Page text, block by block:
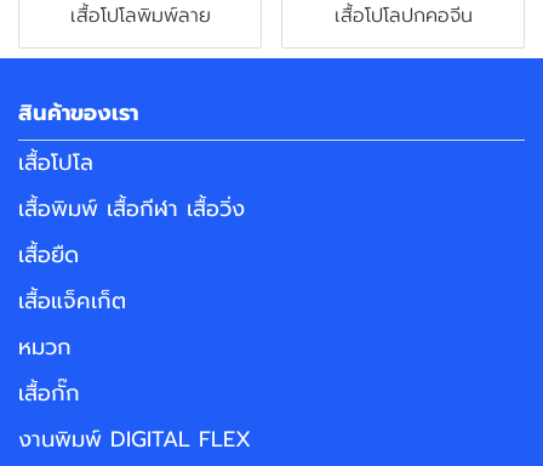
เสื้อโปโลพิมพ์ลาย เสื้อโปโลปกคอจีน
สินค้าของเรา
เสื้อโปโล
เสื้อพิมพ์ เสื้อกีฬา เสื้อวิ่ง
เสื้อยืด
เสื้อแจ็คเก็ต
หมวก
เสื้อกั๊ก
งานพิมพ์ DIGITAL FLEX